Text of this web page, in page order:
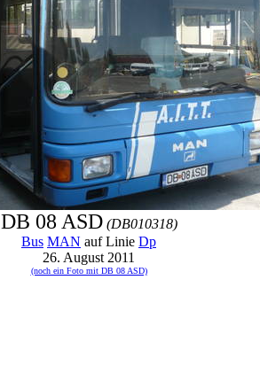
DB 08 ASD (DB010318)
Bus MAN auf Linie Dp
26. August 2011
(noch ein Foto mit DB 08 ASD)